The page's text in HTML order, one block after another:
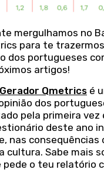
mergulhamos no
para te
dos portugueses
artigos!
Qmetrics é
dos
pela primeira vez
deste ano
nas consequências
cultura. Sabe mais
pede o teu relatório